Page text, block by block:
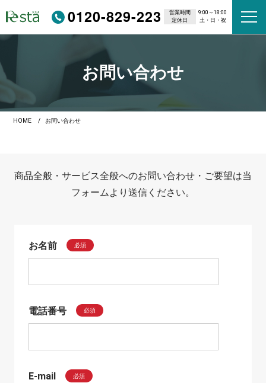
0120-829-223 営業時間
9:00～18:00
定休日
土・日・祝
お問い合わせ
HOME お問い合わせ
商品全般・サービス全般へのお問い合わせ・ご要望は当
フォームより送信ください。
お名前 必須
電話番号 必須
E-mail 必須